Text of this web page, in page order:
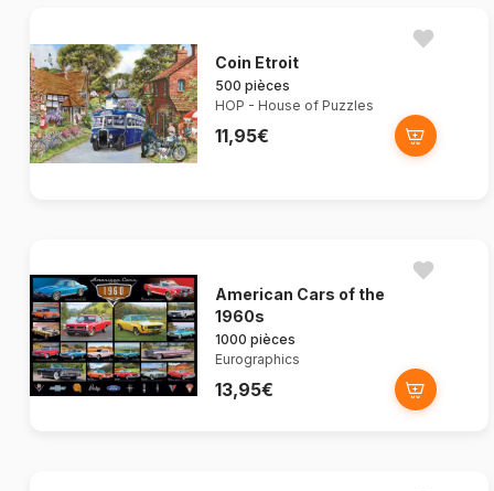
Coin Etroit
500 pièces
HOP - House of Puzzles
11,95€
American Cars of the
1960s
1000 pièces
Eurographics
13,95€